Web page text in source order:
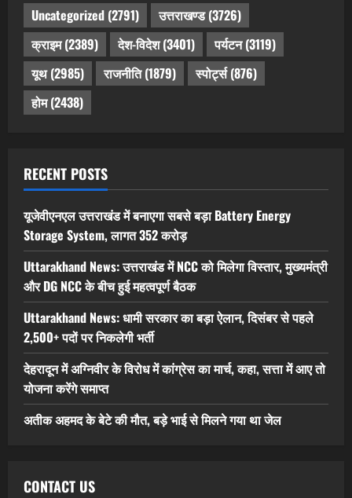
Uncategorized (2791) उत्तराखण्ड(3726)
क्राइम(2389) देश-विदेश(3401) पर्यटन(3119)
यूथ(2985) राजनीति(1879) स्पोर्ट्स(876)
होम(2438)
RECENT POSTS
यूजेवीएनएल उत्तराखंड में बनाएगा सबसे बड़ा Battery Energy
Storage System, लागत 352 करोड़
Uttarakhand News: उत्तराखंड में NCC को मिलेगा विस्तार, मुख्यमंत्री
और DG NCC के बीच हुई महत्वपूर्ण बैठक
Uttarakhand News: धामी सरकार का बड़ा ऐलान, दिसंबर से पहले
2,500+ पदों पर निकलेगी भर्ती
देहरादून में अग्निवीर के विरोध में कांग्रेस का मार्च, कहा, सत्ता में आए तो
योजना करेंगे समाप्त
अतीक अहमद के बेटे की मौत, बड़े भाई से मिलने गया था जेल
CONTACT US